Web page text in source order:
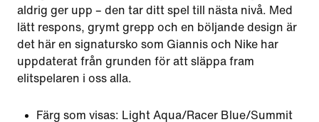
aldrig ger upp – den tar ditt spel till nästa nivå. Med
lätt respons, grymt grepp och en böljande design är
det här en signatursko som Giannis och Nike har
uppdaterat från grunden för att släppa fram
elitspelaren i oss alla.
Färg som visas: Light Aqua/Racer Blue/Summit